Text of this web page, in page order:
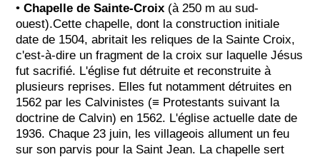
•Chapelle de Sainte-Croix (à 250 m au sud-
ouest).Cette chapelle, dont la construction initiale
date de 1504, abritait les reliques de la Sainte Croix,
c'est-à-dire un fragment de la croix sur laquelle Jésus
fut sacrifié. L'église fut détruite et reconstruite à
plusieurs reprises. Elles fut notamment détruites en
1562 par les Calvinistes (≡ Protestants suivant la
doctrine de Calvin) en 1562. L'église actuelle date de
1936. Chaque 23 juin, les villageois allument un feu
sur son parvis pour la Saint Jean. La chapelle sert